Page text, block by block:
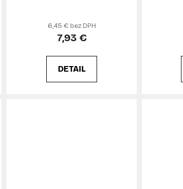
6,45 € bez DPH
7,93 €
DETAIL